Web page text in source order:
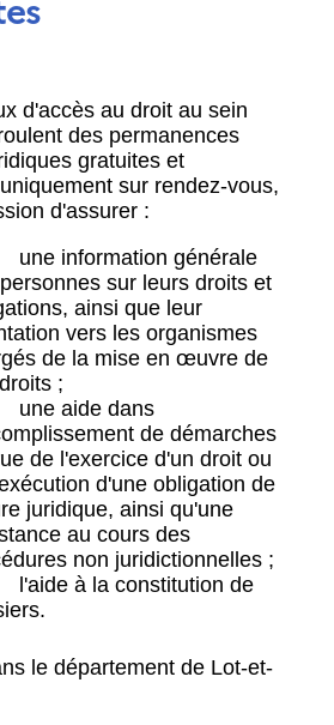
d'accès au droit au sein
des permanences
gratuites et
sur rendez-vous,
d'assurer :
une information générale
sur leurs droits et
ainsi que leur
vers les organismes
de la mise en œuvre de
;
une aide dans
de démarches
de l'exercice d'un droit ou
d'une obligation de
juridique, ainsi qu'une
au cours des
non juridictionnelles ;
l'aide à la constitution de
le département de Lot-et-